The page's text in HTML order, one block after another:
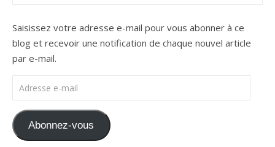
Saisissez votre adresse e-mail pour vous abonner à ce
blog et recevoir une notification de chaque nouvel article
par e-mail.
Adresse e-mail
Abonnez-vous